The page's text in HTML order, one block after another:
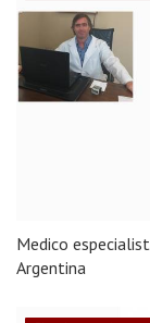
Medico
Argentina